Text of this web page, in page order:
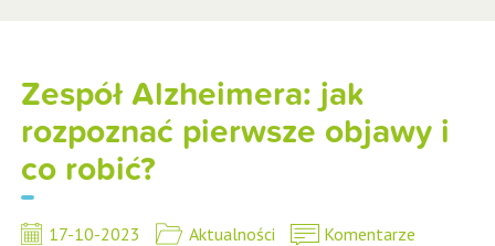
Zespół Alzheimera: jak
rozpoznać pierwsze objawy i
co robić?
17-10-2023 Aktualności Komentarze